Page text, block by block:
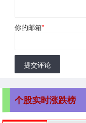
你的邮箱*
提交评论
个股实时涨跌榜